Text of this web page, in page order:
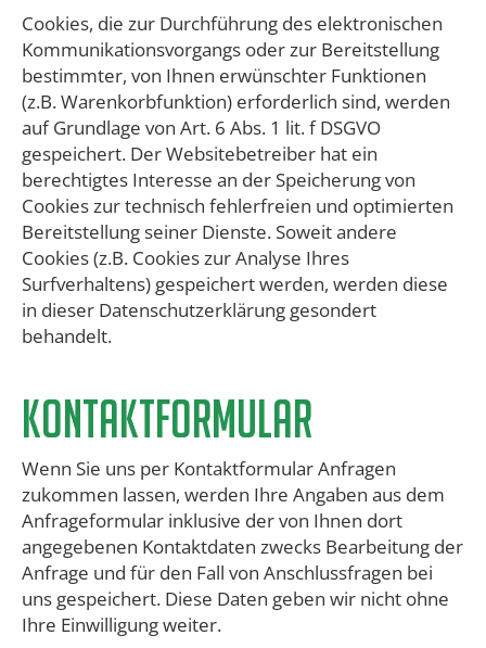
​Cookies, die zur Durchführung des elektronischen
Kommunikationsvorgangs oder zur Bereitstellung
bestimmter, von Ihnen erwünschter Funktionen
(z.B. Warenkorbfunktion) erforderlich sind, werden
auf Grundlage von Art. 6 Abs. 1 lit. f DSGVO
gespeichert. Der Websitebetreiber hat ein
berechtigtes Interesse an der Speicherung von
Cookies zur technisch fehlerfreien und optimierten
Bereitstellung seiner Dienste. Soweit andere
Cookies (z.B. Cookies zur Analyse Ihres
Surfverhaltens) gespeichert werden, werden diese
in dieser Datenschutzerklärung gesondert
behandelt.
​Kontaktformular
Wenn Sie uns per Kontaktformular Anfragen
zukommen lassen, werden Ihre Angaben aus dem
Anfrageformular inklusive der von Ihnen dort
angegebenen Kontaktdaten zwecks Bearbeitung der
Anfrage und für den Fall von Anschlussfragen bei
uns gespeichert. Diese Daten geben wir nicht ohne
Ihre Einwilligung weiter.